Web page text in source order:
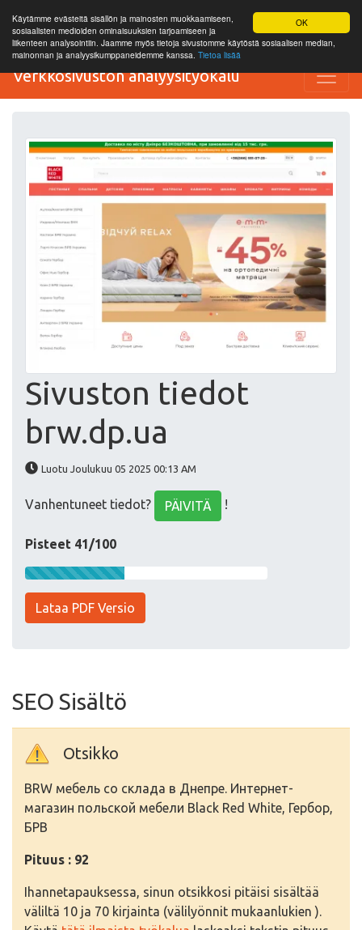
OK
Käytämme evästeitä sisällön ja mainosten muokkaamiseen,
sosiaalisten medioiden ominaisuuksien tarjoamiseen ja
liikenteen analysointiin. Jaamme myös tietoja sivustomme käytöstä sosiaalisen median,
mainonnan ja analyysikumppaneidemme kanssa. Tietoa lisää
Verkkosivuston analyysityökalu
Sivuston tiedot
brw.dp.ua
Luotu Joulukuu 05 2025 00:13 AM
Vanhentuneet tiedot? PÄIVITÄ !
Pisteet 41/100
Lataa PDF Versio
SEO Sisältö
Otsikko
BRW мебель со склада в Днепре. Интернет-
магазин польской мебели Black Red White, Гербор,
БРВ
Pituus : 92
Ihannetapauksessa, sinun otsikkosi pitäisi sisältää
väliltä 10 ja 70 kirjainta (välilyönnit mukaanlukien ).